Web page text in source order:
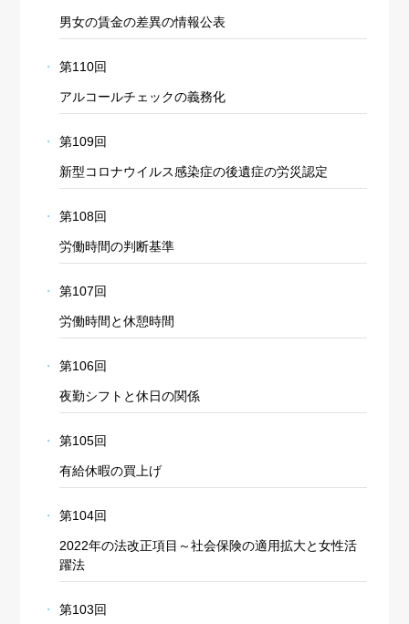
男女の賃金の差異の情報公表
第110回
アルコールチェックの義務化
第109回
新型コロナウイルス感染症の後遺症の労災認定
第108回
労働時間の判断基準
第107回
労働時間と休憩時間
第106回
夜勤シフトと休日の関係
第105回
有給休暇の買上げ
第104回
2022年の法改正項目～社会保険の適用拡大と女性活
躍法
第103回